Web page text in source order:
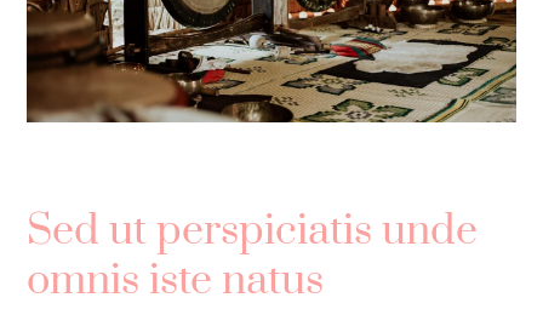
Sed ut perspiciatis unde
omnis iste natus